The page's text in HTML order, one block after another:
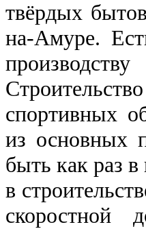
твёрдых
на-Амуре.
спортивных
из основных
быть как раз
в
скоростной